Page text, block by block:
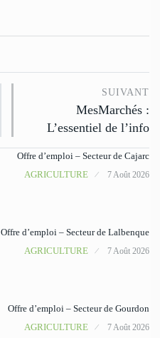
SUIVANT
MesMarchés :
L’essentiel de l’info
Offre d’emploi – Secteur de Cajarc
AGRICULTURE
7 Août 2026
Offre d’emploi – Secteur de Lalbenque
AGRICULTURE
7 Août 2026
Offre d’emploi – Secteur de Gourdon
AGRICULTURE
7 Août 2026